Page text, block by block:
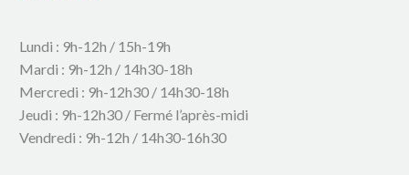
Lundi : 9h-12h / 15h-19h
Mardi : 9h-12h / 14h30-18h
Mercredi : 9h-12h30 / 14h30-18h
Jeudi : 9h-12h30 / Fermé l’après-midi
Vendredi : 9h-12h / 14h30-16h30